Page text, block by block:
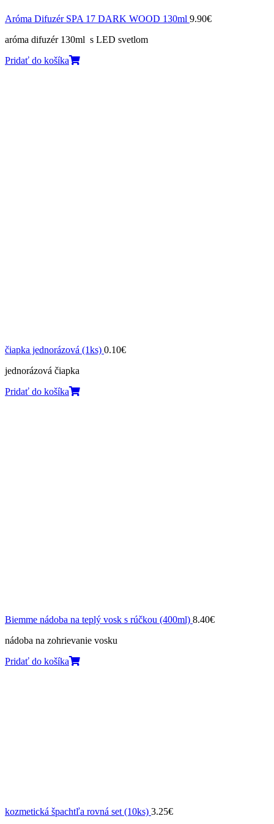
Aróma Difuzér SPA 17 DARK WOOD 130ml 9.90€
aróma difuzér 130ml s LED svetlom
Pridať do košíka
čiapka jednorázová (1ks) 0.10€
jednorázová čiapka
Pridať do košíka
Biemme nádoba na teplý vosk s rúčkou (400ml) 8.40€
nádoba na zohrievanie vosku
Pridať do košíka
kozmetická špachtľa rovná set (10ks) 3.25€